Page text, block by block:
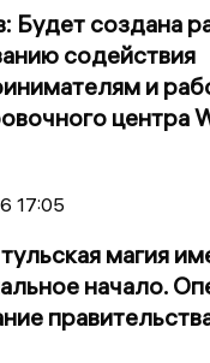
Будет создана
содействия
и
центра
17:05
магия
начало.